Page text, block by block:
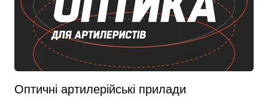
Оптичні артилерійські прилади